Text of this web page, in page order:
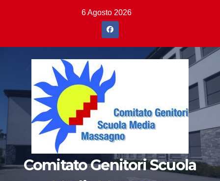
6 Agosto 2026
Comitato Genitori Scuola